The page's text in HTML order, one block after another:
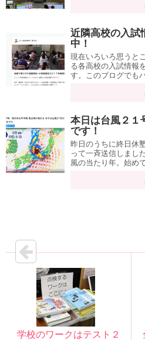
近隣高校の入試
中！
現在いろいろ思うと
る各高校の入試情報
す。このブログでも
本日は台風２１
です！
昨日のうちに終日休
って一斉送信しまし
風の当たり年。始め
学校のワークはテスト２